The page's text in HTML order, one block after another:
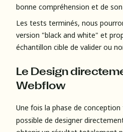
bonne compréhension et de
Les tests terminés, nous
version "black and white" et
échantillon cible de valider ou
Le Design
Webflow
Une fois la phase de
possible de designer